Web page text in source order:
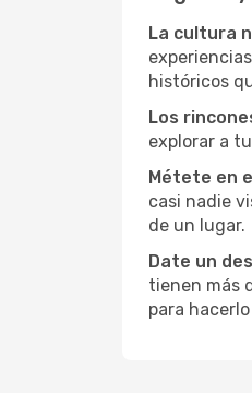
La cultura
históricos
Los
explorar a
Métete en
casi nadie
de un lugar.
Date un
tienen más
para